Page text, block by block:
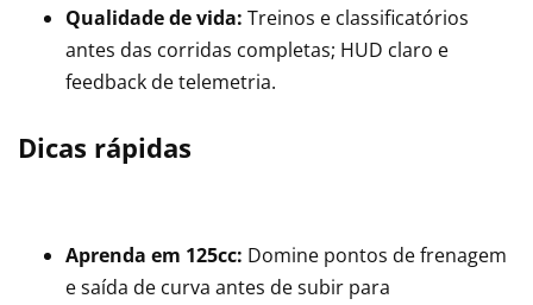
Qualidade de vida: Treinos e classificatórios
antes das corridas completas; HUD claro e
feedback de telemetria.
Dicas rápidas
Aprenda em 125cc: Domine pontos de frenagem
e saída de curva antes de subir para